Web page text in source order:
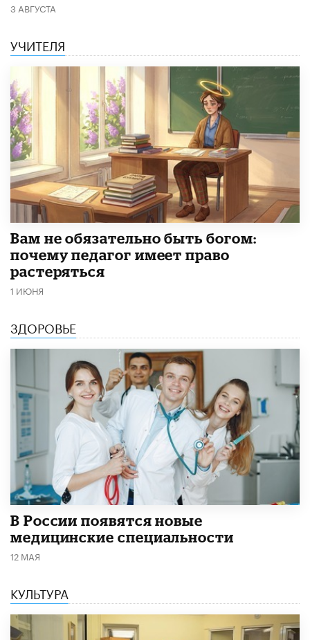
3 АВГУСТА
УЧИТЕЛЯ
​Вам не обязательно быть богом:
почему педагог имеет право
растеряться
1 ИЮНЯ
ЗДОРОВЬЕ
В России появятся новые
медицинские специальности
12 МАЯ
КУЛЬТУРА